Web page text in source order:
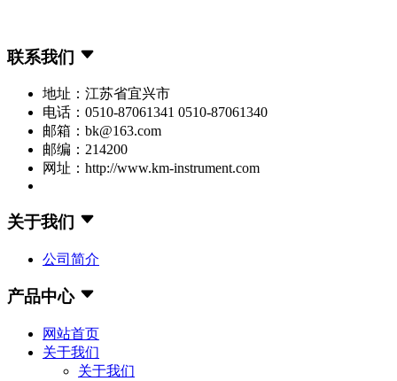
联系我们
地址：江苏省宜兴市
电话：0510-87061341 0510-87061340
邮箱：bk@163.com
邮编：214200
网址：http://www.km-instrument.com
关于我们
公司简介
产品中心
网站首页
关于我们
关于我们